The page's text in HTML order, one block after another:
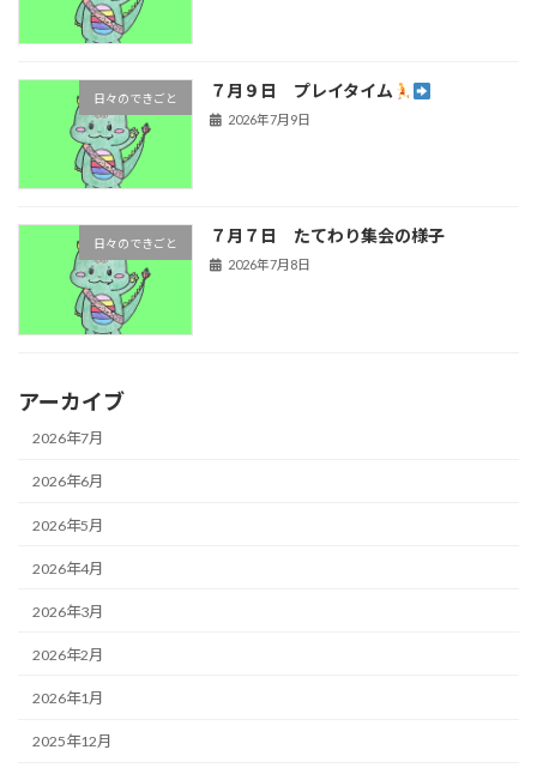
日々のできごと ７月９日 プレイタイム
2026年7月9日
日々のできごと ７月７日 たてわり集会の様子
2026年7月8日
アーカイブ
2026年7月
2026年6月
2026年5月
2026年4月
2026年3月
2026年2月
2026年1月
2025年12月